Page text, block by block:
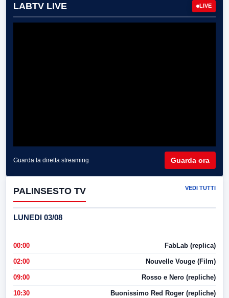
LABTV LIVE LIVE
Guarda la diretta streaming Guarda ora
PALINSESTO TV VEDI TUTTI
LUNEDI 03/08
00:00 FabLab (replica)
02:00 Nouvelle Vouge (Film)
09:00 Rosso e Nero (repliche)
10:30 Buonissimo Red Roger (repliche)